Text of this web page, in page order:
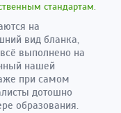
стандартам.
на
вид бланка,
выполнено на
нашей
при самом
дотошно
образования.